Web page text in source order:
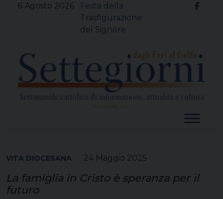
6 Agosto 2026
Festa della
Trasfigurazione
del Signore
24 Maggio 2025
VITA DIOCESANA
La famiglia in Cristo è speranza per il
futuro